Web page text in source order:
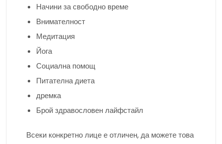
Начини за свободно време
Внимателност
Медитация
Йога
Социална помощ
Питателна диета
дремка
Брой здравословен лайфстайл
Всеки конкретно лице е отличен, да можете това